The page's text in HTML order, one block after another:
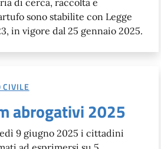
sono stabilite con Legge
in vigore dal 25 gennaio 2025.
CIVILE
abrogativi 2025
9 giugno 2025 i cittadini